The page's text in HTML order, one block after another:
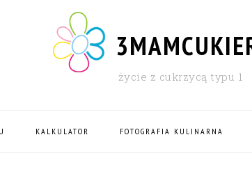
życie z cukrzycą typu 1
KALKULATOR FOTOGRAFIA KULINARNA